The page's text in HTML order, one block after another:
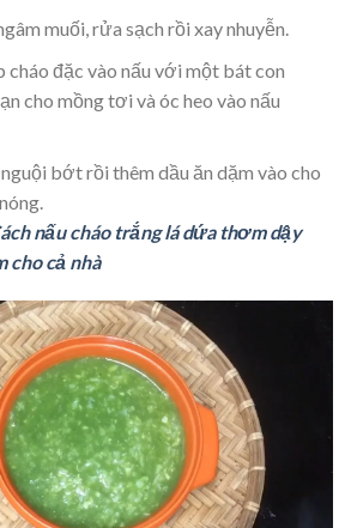
muối, rửa sạch rồi xay nhuyễn.
cháo đặc vào nấu với một bát con
cho mồng tơi và óc heo vào nấu
bớt rồi thêm dầu ăn dặm vào cho
nấu cháo trắng lá dứa thơm dậy
cho cả nhà